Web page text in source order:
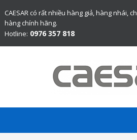
CAESAR có rất nhiều hàng giả, hàng nhái,
hàng chính hãng.
Hotline: 0976 357 818